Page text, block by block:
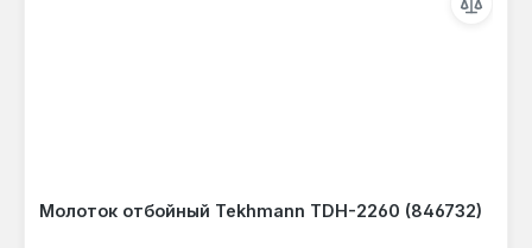
Молоток отбойный Tekhmann TDH-2260 (846732)